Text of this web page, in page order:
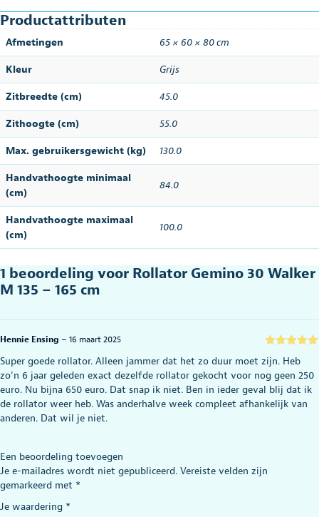
Productattributen
Afmetingen 65 × 60 × 80 cm
Kleur Grijs
Zitbreedte (cm) 45.0
Zithoogte (cm) 55.0
Max. gebruikersgewicht (kg) 130.0
Handvathoogte minimaal
(cm)
84.0
Handvathoogte maximaal
(cm)
100.0
1 beoordeling voor Rollator Gemino 30 Walker
M 135 – 165 cm
5uit 5
Hennie Ensing – 16 maart 2025
Super goede rollator. Alleen jammer dat het zo duur moet zijn. Heb
zo’n 6 jaar geleden exact dezelfde rollator gekocht voor nog geen 250
euro. Nu bijna 650 euro. Dat snap ik niet. Ben in ieder geval blij dat ik
de rollator weer heb. Was anderhalve week compleet afhankelijk van
anderen. Dat wil je niet.
Een beoordeling toevoegen
Je e-mailadres wordt niet gepubliceerd. Vereiste velden zijn
gemarkeerd met *
Je waardering *